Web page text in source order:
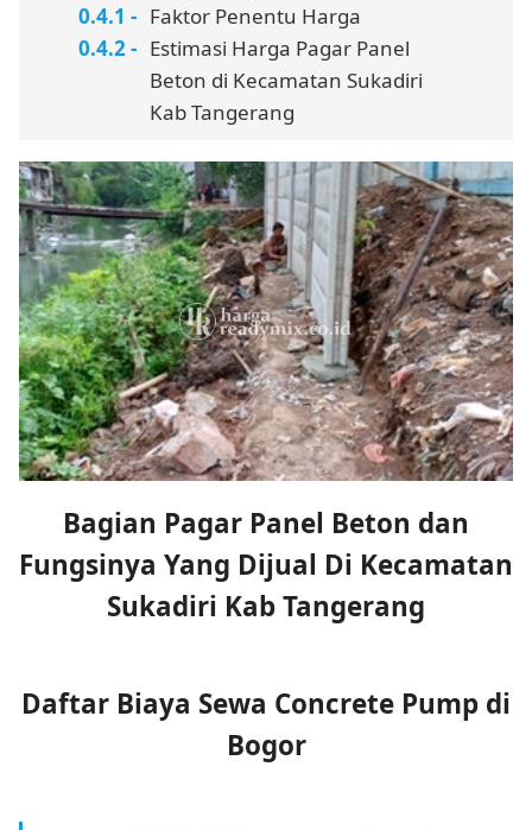
Faktor Penentu Harga
Estimasi Harga Pagar Panel
Beton di Kecamatan Sukadiri
Kab Tangerang
Bagian Pagar Panel Beton dan
Fungsinya Yang Dijual Di Kecamatan
Sukadiri Kab Tangerang
Daftar Biaya Sewa Concrete Pump di
Bogor